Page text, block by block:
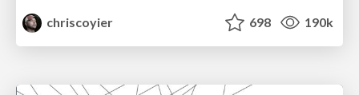
chriscoyier
698 190k